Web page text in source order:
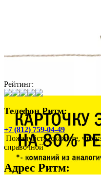
Рейтинг:
Телефон Ритм:
+7 (812) 759-04-49
Пожалуйста, скажите, что
справочной
Адрес Ритм: